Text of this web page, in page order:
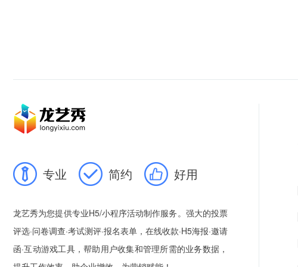
专业 简约 好用
龙艺秀为您提供专业H5/小程序活动制作服务。强大的投票
评选·问卷调查·考试测评·报名表单，在线收款·H5海报·邀请
函·互动游戏工具，帮助用户收集和管理所需的业务数据，